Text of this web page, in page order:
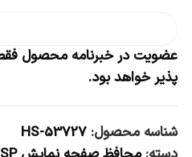
عضویت در خبرنامه محصول
پذیر خواهد بود.
شناسه محصول: HS-53727